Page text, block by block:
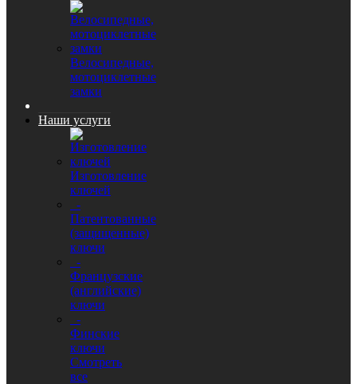
Велосипедные,
мотоциклетные
замки
Наши услуги
Изготовление
ключей
-
Патентованные
(защищенные)
ключи
-
Французские
(английские)
ключи
-
Финские
ключи
Смотреть
все